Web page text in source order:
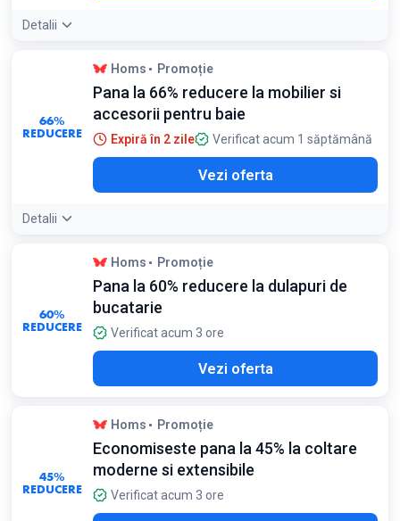
Detalii
66%
REDUCERE
Homs Promoție
Pana la 66% reducere la mobilier si
accesorii pentru baie
Expiră în 2 zile Verificat acum 1 săptămână
Vezi oferta
Detalii
60%
REDUCERE
Homs Promoție
Pana la 60% reducere la dulapuri de
bucatarie
Verificat acum 3 ore
Vezi oferta
45%
REDUCERE
Homs Promoție
Economiseste pana la 45% la coltare
moderne si extensibile
Verificat acum 3 ore